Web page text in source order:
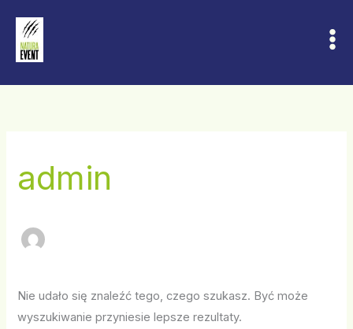
treści
admin
Nie udało się znaleźć tego, czego szukasz. Być może
wyszukiwanie przyniesie lepsze rezultaty.